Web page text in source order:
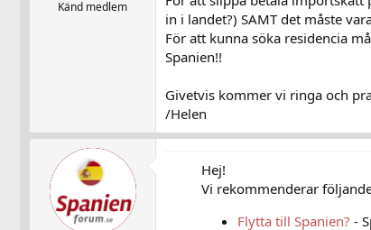
m
Känd medlem
in i landet?) SAMT det måste
För att kunna söka residencia
Spanien!!
Givetvis kommer vi ringa och
/Helen
Hej!
Vi rekommenderar
Flytta till Spanien? -